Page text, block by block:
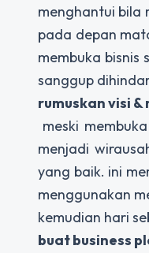
menghantui bila
pada depan
membuka
sanggup
rumuskan visi &
meski
menjadi
yang baik. ini
menggunakan
kemudian hari
buat business